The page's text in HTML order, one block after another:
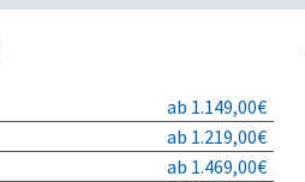
ab 1.149,00€
ab 1.219,00€
ab 1.469,00€